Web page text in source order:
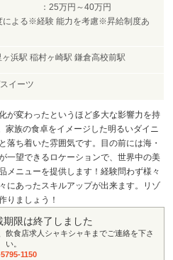
：25万円～40万円
よる※経験 能力を考慮※昇給制度あ
浜駅 稲村ヶ崎駅 鎌倉高校前駅
イーツ
が変わったというほど多大な影響力を持
家族の食卓をイメージした明るいダイニ
落ち着いた雰囲気です。目の前には海・
一望できるロケーションで、世界中の美
メニューを提供します！経験問わず様々
にあったスキルアップが出来ます。リゾ
りましょう！
期限は終了しました
飲食店求人シャキシャキまでご連絡を下さ
い。
1150